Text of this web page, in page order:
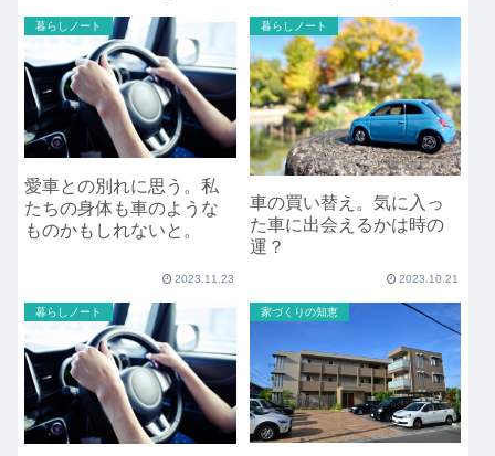
暮らしノート
愛車との別れに思う。私
たちの身体も車のような
ものかもしれないと。
2023.11.23
暮らしノート
車の買い替え。気に入っ
た車に出会えるかは時の
運？
2023.10.21
暮らしノート 家づくりの知恵